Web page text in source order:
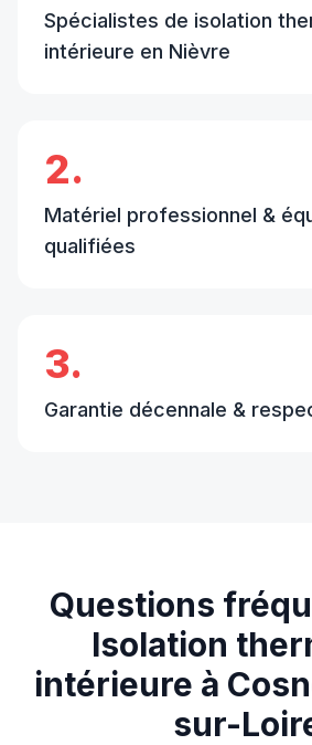
Spécialistes de isolation
intérieure en Nièvre
2.
Matériel professionnel &
qualifiées
3.
Garantie décennale &
Questions
Isolation
intérieure à
sur-